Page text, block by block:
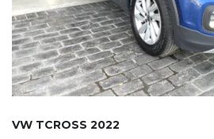
VW TCROSS 2022